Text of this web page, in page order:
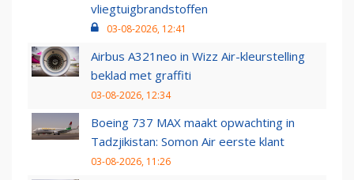
vliegtuigbrandstoffen
03-08-2026, 12:41
Airbus A321neo in Wizz Air-kleurstelling
beklad met graffiti
03-08-2026, 12:34
Boeing 737 MAX maakt opwachting in
Tadzjikistan: Somon Air eerste klant
03-08-2026, 11:26